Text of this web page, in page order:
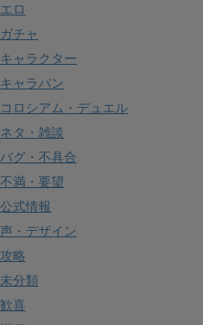
エロ
ガチャ
キャラクター
キャラバン
コロシアム・デュエル
ネタ・雑談
バグ・不具合
不満・要望
公式情報
声・デザイン
攻略
未分類
歓喜